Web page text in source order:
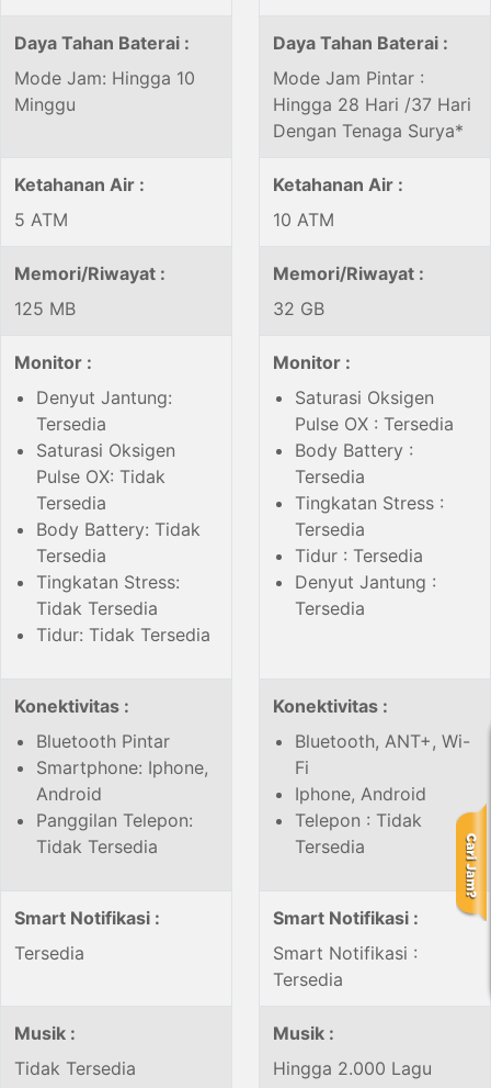
Daya Tahan Baterai :
Mode Jam: Hingga 10
Minggu
Daya Tahan Baterai :
Mode Jam Pintar :
Hingga 28 Hari /37 Hari
Dengan Tenaga Surya*
Ketahanan Air :
5 ATM
Ketahanan Air :
10 ATM
Memori/Riwayat :
125 MB
Memori/Riwayat :
32 GB
Monitor :
Denyut Jantung:
Tersedia
Saturasi Oksigen
Pulse OX: Tidak
Tersedia
Body Battery: Tidak
Tersedia
Tingkatan Stress:
Tidak Tersedia
Tidur: Tidak Tersedia
Monitor :
Saturasi Oksigen
Pulse OX : Tersedia
Body Battery :
Tersedia
Tingkatan Stress :
Tersedia
Tidur : Tersedia
Denyut Jantung :
Tersedia
Konektivitas :
Bluetooth Pintar
Smartphone: Iphone,
Android
Panggilan Telepon:
Tidak Tersedia
Konektivitas :
Bluetooth, ANT+, Wi-
Fi
Iphone, Android
Telepon : Tidak
Tersedia
Smart Notifikasi :
Tersedia
Smart Notifikasi :
Smart Notifikasi :
Tersedia
Musik :
Tidak Tersedia
Musik :
Hingga 2.000 Lagu